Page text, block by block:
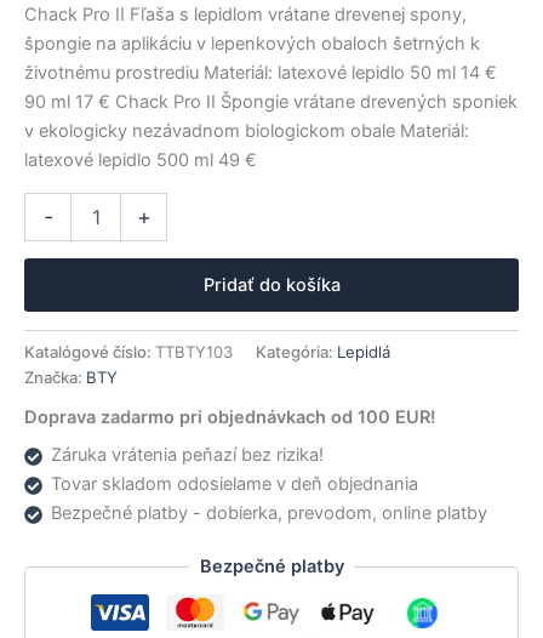
Chack Pro II Fľaša s lepidlom vrátane drevenej spony,
špongie na aplikáciu v lepenkových obaloch šetrných k
životnému prostrediu Materiál: latexové lepidlo 50 ml 14 €
90 ml 17 € Chack Pro II Špongie vrátane drevených sponiek
v ekologicky nezávadnom biologickom obale Materiál:
latexové lepidlo 500 ml 49 €
-
II
500ml
+
Pridať do košíka
Katalógové číslo: TTBTY103 Kategória: Lepidlá
Značka: BTY
Doprava zadarmo pri objednávkach od 100 EUR!
Záruka vrátenia peňazí bez rizika!
Tovar skladom odosielame v deň objednania
Bezpečné platby - dobierka, prevodom, online platby
Bezpečné platby